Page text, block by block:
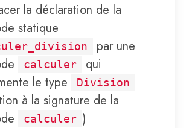
la déclaration de la
statique
par une
calculer
qui
le type
Division
à la signature de la
calculer )